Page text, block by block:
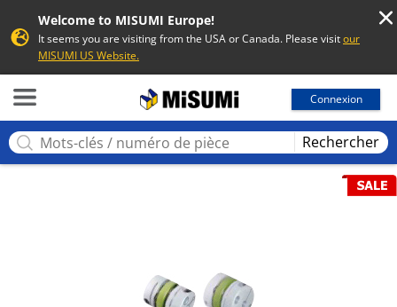
Welcome to MISUMI Europe!
It seems you are visiting from the USA or Canada. Please visitour
MISUMI US Website.
Connexion
Rechercher